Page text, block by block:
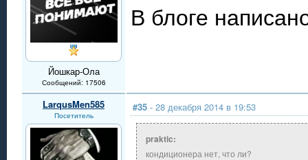
Йошкар-Ола
Сообщений: 17506
В блоге
LarqusMen585
Посетитель
#35 - 28 декабря 2014 в 19:53
praktic:
кондиционера нет, что ли?